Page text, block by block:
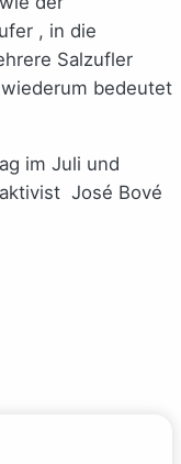
, in die
Salzufler
bedeutet
im Juli und
José Bové